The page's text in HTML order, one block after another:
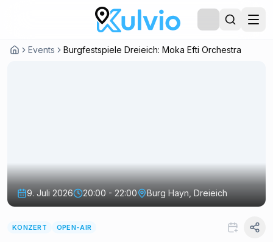
Events Burgfestspiele Dreieich: Moka Efti Orchestra
9. Juli 2026 20:00 - 22:00 Burg Hayn, Dreieich
KONZERT OPEN-AIR